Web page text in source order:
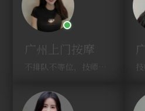
广州上门按摩
不排队不等位，技师直奔你家！